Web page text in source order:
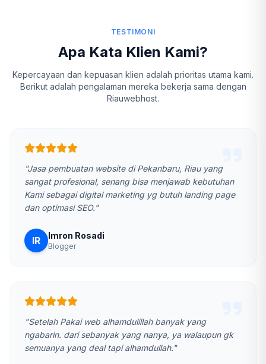
TESTIMONI
Apa Kata Klien Kami?
Kepercayaan dan kepuasan klien adalah prioritas utama kami.
Berikut adalah pengalaman mereka bekerja sama dengan
Riauwebhost.
"Jasa pembuatan website di Pekanbaru, Riau yang
sangat profesional, senang bisa menjawab kebutuhan
Kami sebagai digital marketing yg butuh landing page
dan optimasi SEO."
IR Imron Rosadi
Blogger
"Setelah Pakai web alhamdulillah banyak yang
ngabarin. dari sebanyak yang nanya, ya walaupun gk
semuanya yang deal tapi alhamdullah."